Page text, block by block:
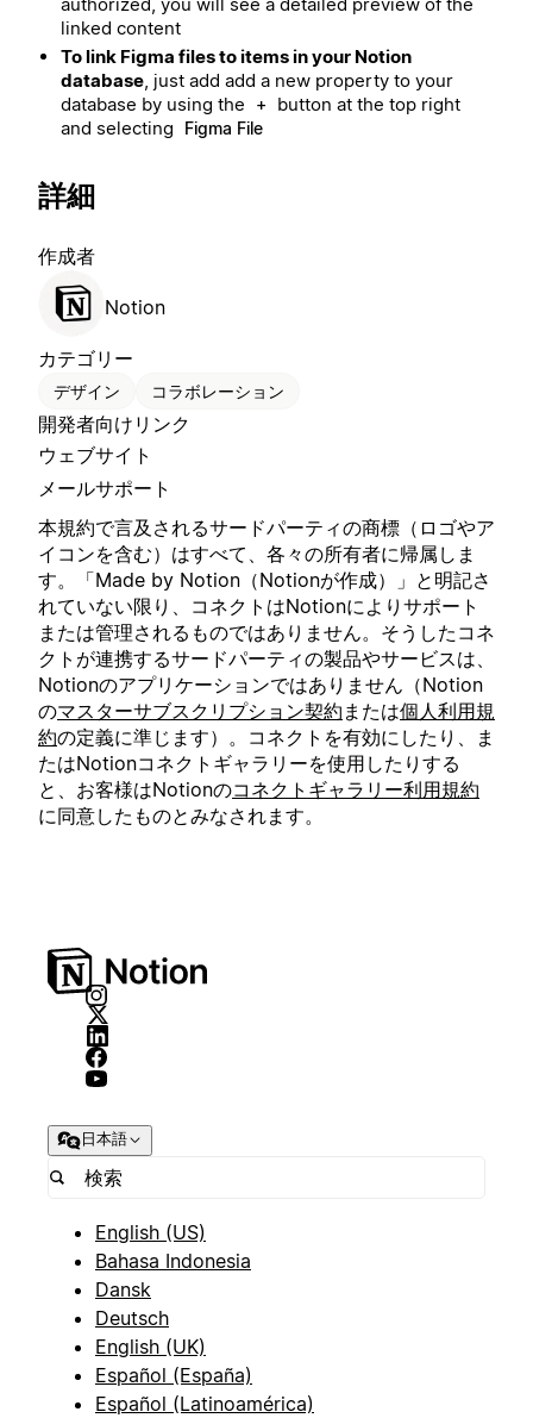
linked content
To link Figma files to items in your Notion
database, just add add a new property to your
database by using the
+
button at the top right
and selecting
Figma File
詳細
作成者
Notion
カテゴリー
デザイン コラボレーション
開発者向けリンク
ウェブサイト
メールサポート
本規約で言及されるサードパーティの商標（ロゴやア
イコンを含む）はすべて、各々の所有者に帰属しま
す。「Made by Notion（Notionが作成）」と明記さ
れていない限り、コネクトはNotionによりサポート
または管理されるものではありません。そうしたコネ
クトが連携するサードパーティの製品やサービスは、
Notionのアプリケーションではありません（Notion
のマスターサブスクリプション契約 または個人利用規
約の定義に準じます）。コネクトを有効にしたり、ま
たはNotionコネクトギャラリーを使用したりする
と、お客様はNotionのコネクトギャラリー利用規約
に同意したものとみなされます。
日本語
English (US)
Bahasa Indonesia
Dansk
Deutsch
English (UK)
Español (España)
Español (Latinoamérica)